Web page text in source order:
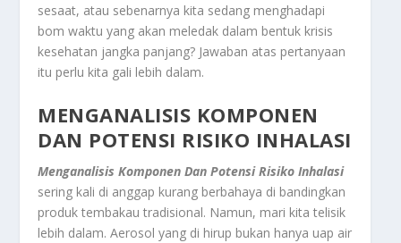
sesaat, atau sebenarnya kita sedang menghadapi
bom waktu yang akan meledak dalam bentuk krisis
kesehatan jangka panjang? Jawaban atas pertanyaan
itu perlu kita gali lebih dalam.
MENGANALISIS KOMPONEN
DAN POTENSI RISIKO INHALASI
Menganalisis Komponen Dan Potensi Risiko Inhalasi
sering kali di anggap kurang berbahaya di bandingkan
produk tembakau tradisional. Namun, mari kita telisik
lebih dalam. Aerosol yang di hirup bukan hanya uap air